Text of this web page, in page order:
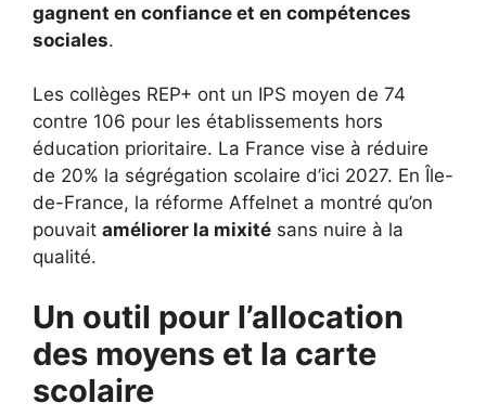
gagnent en confiance et en compétences
sociales.
Les collèges REP+ ont un IPS moyen de 74
contre 106 pour les établissements hors
éducation prioritaire. La France vise à réduire
de 20% la ségrégation scolaire d’ici 2027. En Île-
de-France, la réforme Affelnet a montré qu’on
pouvait améliorer la mixité sans nuire à la
qualité.
Un outil pour l’allocation
des moyens et la carte
scolaire